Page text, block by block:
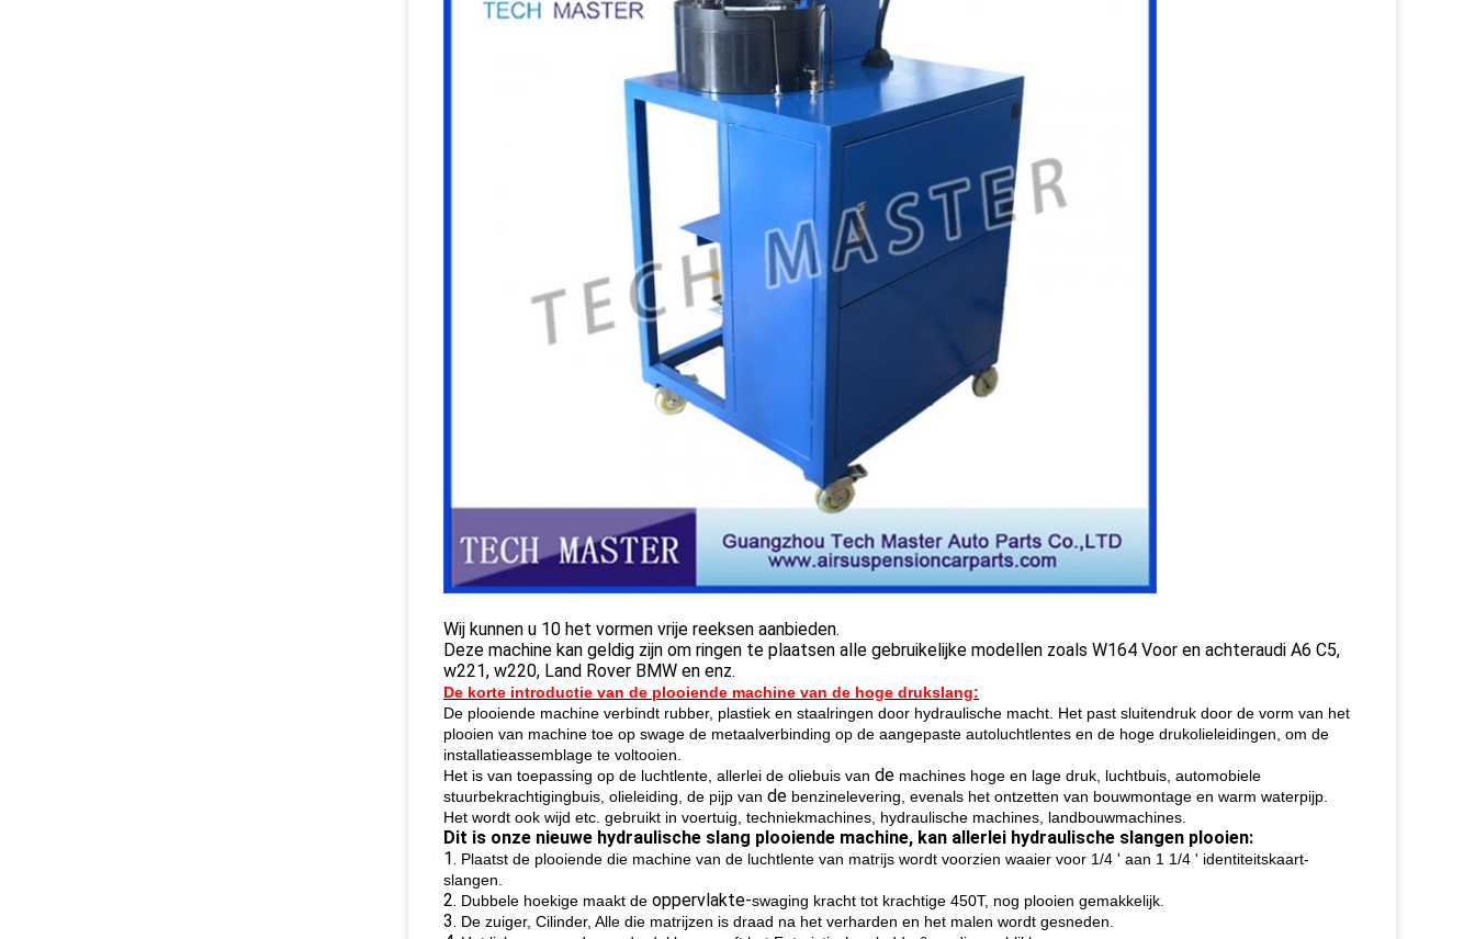
Wij kunnen u 10 het vormen vrije reeksen aanbieden.
Deze machine kan geldig zijn om ringen te plaatsen alle gebruikelijke modellen zoals W164 Voor en achteraudi A6 C5,
w221, w220, Land Rover BMW en enz.
De korte introductie van de plooiende machine van de hoge drukslang:
De plooiende machine verbindt rubber, plastiek en staalringen door hydraulische macht. Het past sluitendruk door de vorm van het
plooien van machine toe op swage de metaalverbinding op de aangepaste autoluchtlentes en de hoge drukolieleidingen, om de
installatieassemblage te voltooien.
Het is van toepassing op de luchtlente, allerlei de oliebuis van de machines hoge en lage druk, luchtbuis, automobiele
stuurbekrachtigingbuis, olieleiding, de pijp van de benzinelevering, evenals het ontzetten van bouwmontage en warm waterpijp.
Het wordt ook wijd etc. gebruikt in voertuig, techniekmachines, hydraulische machines, landbouwmachines.
Dit is onze nieuwe hydraulische slang plooiende machine, kan allerlei hydraulische slangen plooien:
1. Plaatst de plooiende die machine van de luchtlente van matrijs wordt voorzien waaier voor 1/4 ' aan 1 1/4 ' identiteitskaart-
slangen.
2. Dubbele hoekige maakt de oppervlakte-swaging kracht tot krachtige 450T, nog plooien gemakkelijk.
3. De zuiger, Cilinder, Alle die matrijzen is draad na het verharden en het malen wordt gesneden.